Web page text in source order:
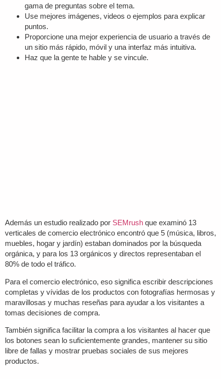
gama de preguntas sobre el tema.
Use mejores imágenes, videos o ejemplos para explicar
puntos.
Proporcione una mejor experiencia de usuario a través de
un sitio más rápido, móvil y una interfaz más intuitiva.
Haz que la gente te hable y se vincule.
Además un estudio realizado por SEMrush que examinó 13
verticales de comercio electrónico encontró que 5 (música, libros,
muebles, hogar y jardín) estaban dominados por la búsqueda
orgánica, y para los 13 orgánicos y directos representaban el
80% de todo el tráfico.
Para el comercio electrónico, eso significa escribir descripciones
completas y vívidas de los productos con fotografías hermosas y
maravillosas y muchas reseñas para ayudar a los visitantes a
tomas decisiones de compra.
También significa facilitar la compra a los visitantes al hacer que
los botones sean lo suficientemente grandes, mantener su sitio
libre de fallas y mostrar pruebas sociales de sus mejores
productos.